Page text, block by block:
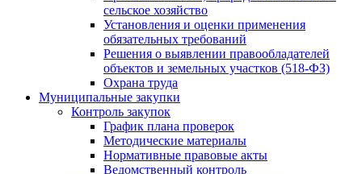
сельское хозяйство
Установления и оценки применения
обязательных требований
Решения о выявлении правообладателей
объектов и земельных участков (518-ФЗ)
Охрана труда
Муниципальные закупки
Контроль закупок
График плана проверок
Методические материалы
Нормативные правовые акты
Ведомственный контроль